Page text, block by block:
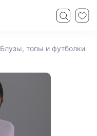
Блузы, топы и футболки